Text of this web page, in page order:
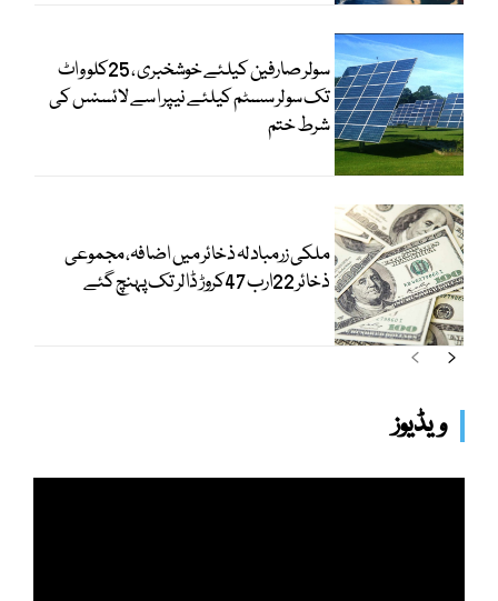
سولر صارفین کیلئے خوشخبری ، 25کلو واٹ
تک سولر سسٹم کیلئے نیپرا سے لائسنس کی
شرط ختم
ملکی زرمبادلہ ذخائر میں اضافہ، مجموعی
ذخائر 22ارب 47کروڑ ڈالر تک پہنچ گئے
ویڈیوز